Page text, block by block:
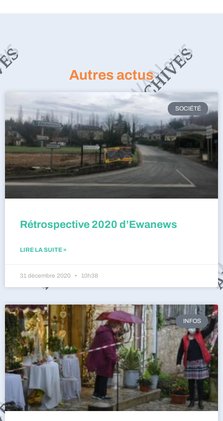
Autres actus
SOCIÉTÉ
Rétrospective 2020 d’Ewanews
LIRE LA SUITE »
31 décembre 2020 10h38
INFOS